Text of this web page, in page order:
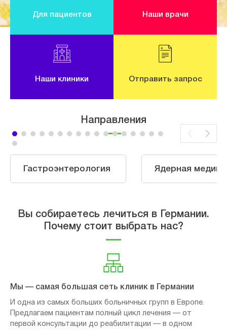
Для пациентов Наши врачи
Наши клиники Отправить запрос
Направления
Гастроэнтерология Ядерная
Вы собираетесь лечиться в Германии.
Почему стоит выбрать нас?
Мы — самая большая сеть клиник в Германии
И одна из самых больших больничных групп в Европе.
Предлагаем пациентам полный цикл лечения — от
первой консультации до реабилитации — в одном